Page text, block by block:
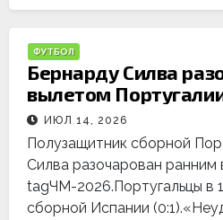
ФУТБОЛ
Бернарду Силва
вылетом
ИЮЛ 14, 2026
Полузащитник сборной
Силва разочарован ранним
tagЧМ-2026.Португальцы в
сборной Испании